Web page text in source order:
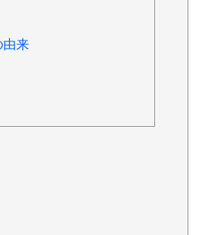
由来